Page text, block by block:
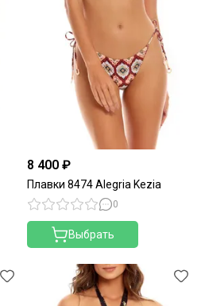
8 400 ₽
Плавки 8474 Alegria Kezia
0
Выбрать